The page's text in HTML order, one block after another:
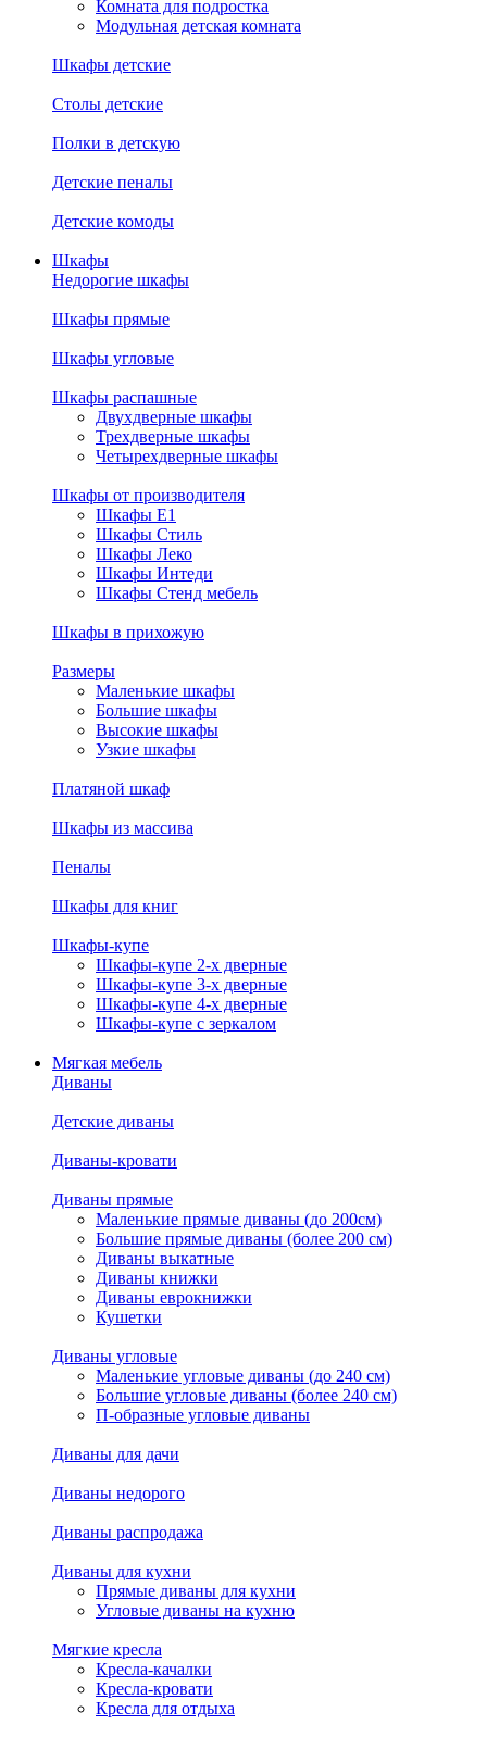
Комната для подростка
Модульная детская комната
Шкафы детские
Столы детские
Полки в детскую
Детские пеналы
Детские комоды
Шкафы
Недорогие шкафы
Шкафы прямые
Шкафы угловые
Шкафы распашные
Двухдверные шкафы
Трехдверные шкафы
Четырехдверные шкафы
Шкафы от производителя
Шкафы E1
Шкафы Стиль
Шкафы Леко
Шкафы Интеди
Шкафы Стенд мебель
Шкафы в прихожую
Размеры
Маленькие шкафы
Большие шкафы
Высокие шкафы
Узкие шкафы
Платяной шкаф
Шкафы из массива
Пеналы
Шкафы для книг
Шкафы-купе
Шкафы-купе 2-х дверные
Шкафы-купе 3-х дверные
Шкафы-купе 4-х дверные
Шкафы-купе с зеркалом
Мягкая мебель
Диваны
Детские диваны
Диваны-кровати
Диваны прямые
Маленькие прямые диваны (до 200см)
Большие прямые диваны (более 200 см)
Диваны выкатные
Диваны книжки
Диваны еврокнижки
Кушетки
Диваны угловые
Маленькие угловые диваны (до 240 см)
Большие угловые диваны (более 240 см)
П-образные угловые диваны
Диваны для дачи
Диваны недорого
Диваны распродажа
Диваны для кухни
Прямые диваны для кухни
Угловые диваны на кухню
Мягкие кресла
Кресла-качалки
Кресла-кровати
Кресла для отдыха